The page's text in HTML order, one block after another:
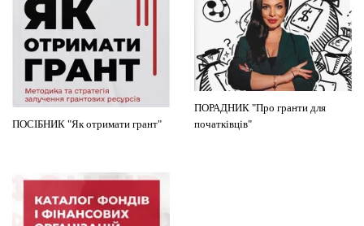
ПОРАДНИК "Про гранти для
початківців"
ПОСІБНИК "Як отримати грант"